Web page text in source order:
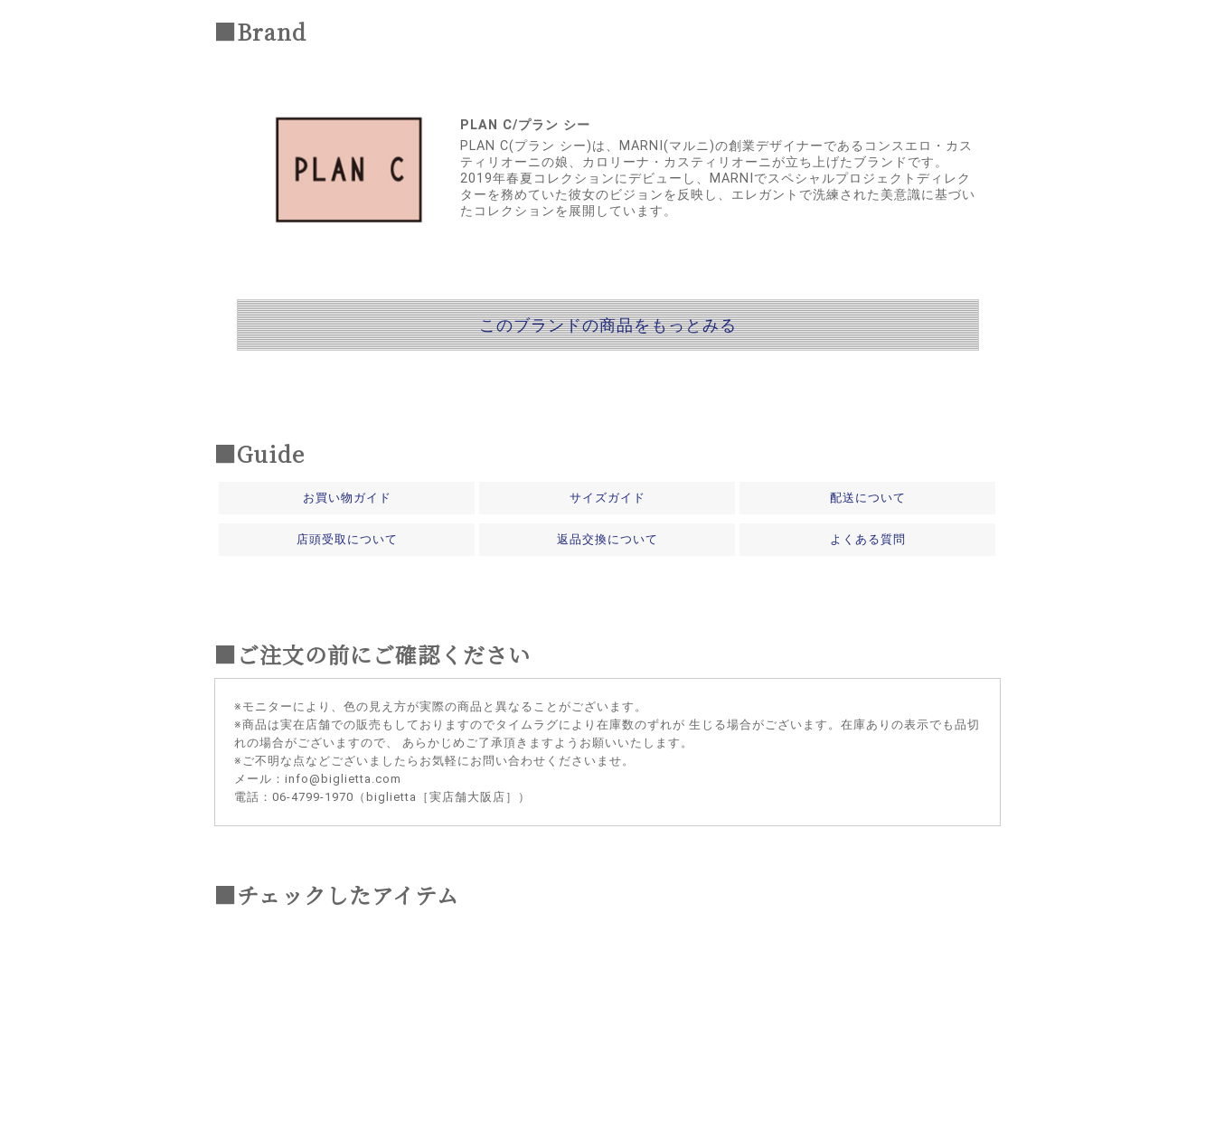
■Brand
PLAN C/プラン シー
PLAN C(プラン シー)は、MARNI(マルニ)の創業デザイナーであるコンスエロ・カス
ティリオーニの娘、カロリーナ・カスティリオーニが立ち上げたブランドです。
2019年春夏コレクションにデビューし、MARNIでスペシャルプロジェクトディレク
ターを務めていた彼女のビジョンを反映し、エレガントで洗練された美意識に基づい
たコレクションを展開しています。
このブランドの商品をもっとみる
■Guide
お買い物ガイド サイズガイド 配送について
店頭受取について 返品交換について よくある質問
■ご注文の前にご確認ください
※モニターにより、色の見え方が実際の商品と異なることがございます。
※商品は実在店舗での販売もしておりますのでタイムラグにより在庫数のずれが 生じる場合がございます。在庫ありの表示でも品切
れの場合がございますので、 あらかじめご了承頂きますようお願いいたします。
※ご不明な点などございましたらお気軽にお問い合わせくださいませ。
メール：info@biglietta.com
電話：06-4799-1970（biglietta［実店舗大阪店］）
■チェックしたアイテム